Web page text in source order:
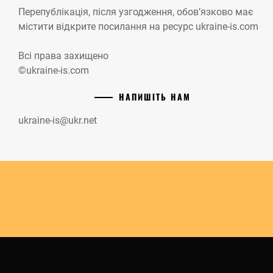
Перепублікація, після узгодження, обов’язково має
містити відкрите посилання на ресурс ukraine-is.com
Всі права захищено
©ukraine-is.com
НАПИШІТЬ НАМ
ukraine-is@ukr.net